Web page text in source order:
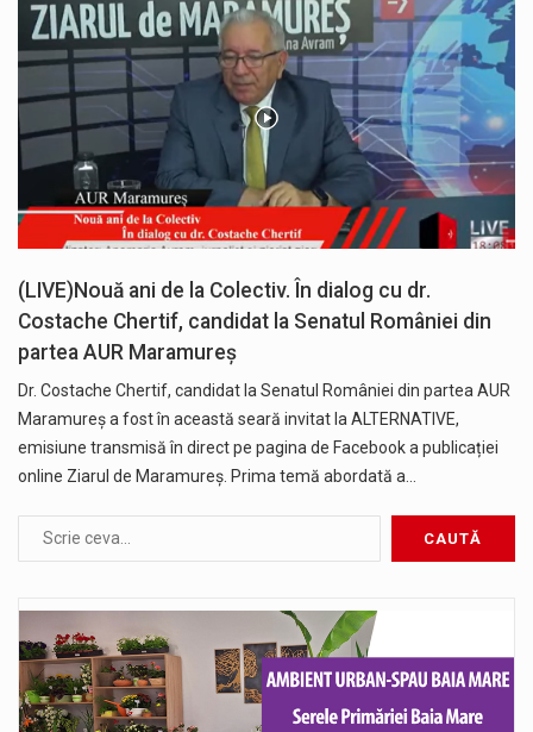
(LIVE)Nouă ani de la Colectiv. În dialog cu dr.
Costache Chertif, candidat la Senatul României din
partea AUR Maramureș
Dr. Costache Chertif, candidat la Senatul României din partea AUR
Maramureș a fost în această seară invitat la ALTERNATIVE,
emisiune transmisă în direct pe pagina de Facebook a publicației
online Ziarul de Maramureș. Prima temă abordată a…